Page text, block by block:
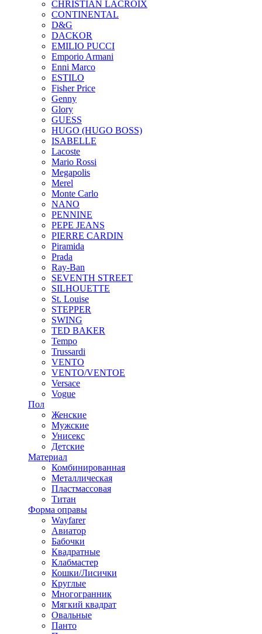
CHRISTIAN LACROIX
CONTINENTAL
D&G
DACKOR
EMILIO PUCCI
Emporio Armani
Enni Marco
ESTILO
Fisher Price
Genny
Glory
GUESS
HUGO (HUGO BOSS)
ISABELLE
Lacoste
Mario Rossi
Megapolis
Merel
Monte Carlo
NANO
PENNINE
PEPE JEANS
PIERRE CARDIN
Piramida
Prada
Ray-Ban
SEVENTH STREET
SILHOUETTE
St. Louise
STEPPER
SWING
TED BAKER
Tempo
Trussardi
VENTO
VENTO/VENTOE
Versace
Vogue
Пол
Женские
Мужские
Унисекс
Детские
Материал
Комбинированная
Металлическая
Пластмассовая
Титан
Форма оправы
Wayfarer
Авиатор
Бабочки
Квадратные
Клабмастер
Кошки/Лисички
Круглые
Многогранник
Мягкий квадрат
Овальные
Панто